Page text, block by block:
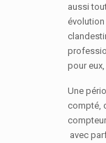
aussi
pour eux,
Une
compté,
avec